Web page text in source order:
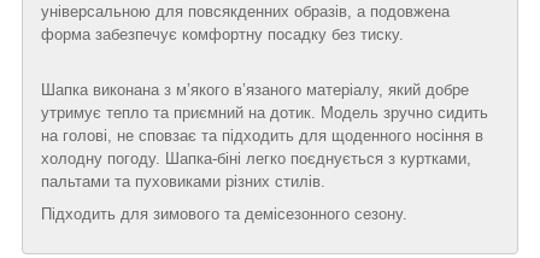
універсальною для повсякденних образів, а подовжена
форма забезпечує комфортну посадку без тиску.
Шапка виконана з м’якого в’язаного матеріалу, який добре
утримує тепло та приємний на дотик. Модель зручно сидить
на голові, не сповзає та підходить для щоденного носіння в
холодну погоду. Шапка-біні легко поєднується з куртками,
пальтами та пуховиками різних стилів.
Підходить для зимового та демісезонного сезону.